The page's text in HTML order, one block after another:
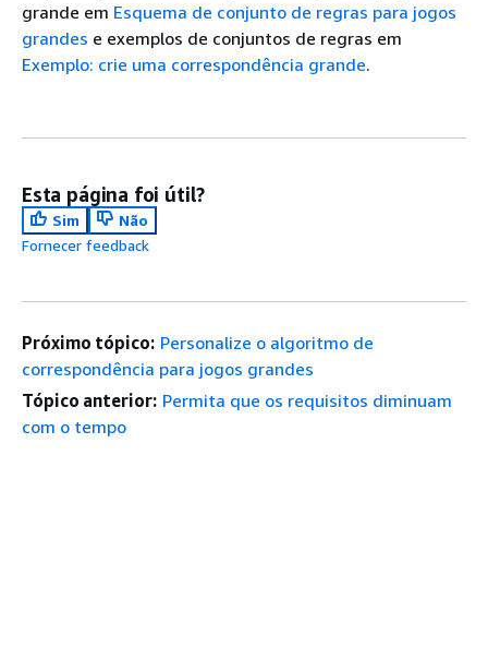
grande em Esquema de conjunto de regras para jogos
grandes e exemplos de conjuntos de regras em
Exemplo: crie uma correspondência grande.
Esta página foi útil?
Sim
Não
Fornecer feedback
Próximo tópico: Personalize o algoritmo de
correspondência para jogos grandes
Tópico anterior: Permita que os requisitos diminuam
com o tempo